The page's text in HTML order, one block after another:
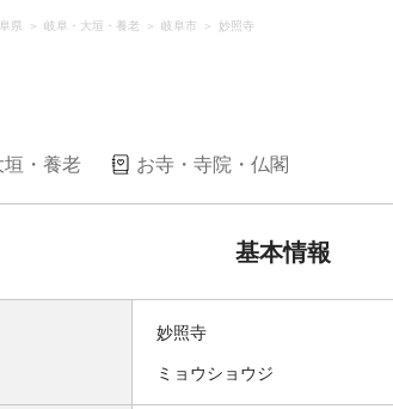
県 岐阜・大垣・養老 岐阜市 妙照寺
・養老 お寺・寺院・仏閣
基本情報
妙照寺
ミョウショウジ